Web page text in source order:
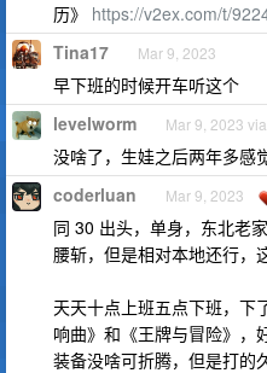
历》 https://v2ex.com/t/
Tina17 Mar 9, 2023
早下班的时候开车听这个
levelworm Mar 9, 2023
没啥了，生娃之后两年多感
coderluan Mar 9, 2023
同 30 出头，单身，东北老
腰斩，但是相对本地还行，
天天十点上班五点下班，下
响曲》和《王牌与冒险》，
装备没啥可折腾，但是打的